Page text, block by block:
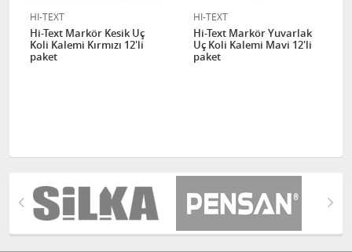
HI-TEXT
Hi-Text Markör Kesik Uç
Koli Kalemi Kırmızı 12'li
paket
HI-TEXT
Hi-Text Markör Yuvarlak
Uç Koli Kalemi Mavi 12'li
paket